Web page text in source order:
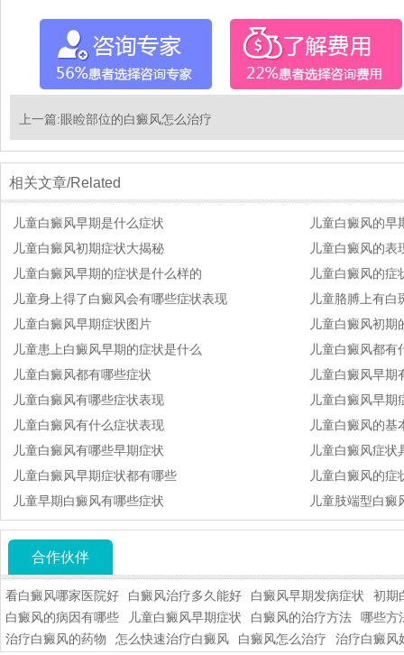
上一篇:眼睑部位的白癜风怎么治疗
相关文章/Related
儿童白癜风早期是什么症状
儿童白癜风的早
儿童白癜风初期症状大揭秘
儿童白癜风的表
儿童白癜风早期的症状是什么样的
儿童白癜风的症
儿童身上得了白癜风会有哪些症状表现
儿童胳膊上有白
儿童白癜风早期症状图片
儿童白癜风初期
儿童患上白癜风早期的症状是什么
儿童白癜风都有
儿童白癜风都有哪些症状
儿童白癜风早期
儿童白癜风有哪些症状表现
儿童白癜风早期
儿童白癜风有什么症状表现
儿童白癜风的基
儿童白癜风有哪些早期症状
儿童白癜风症状
儿童白癜风早期症状都有哪些
儿童白癜风的症
儿童早期白癜风有哪些症状
儿童肢端型白癜
合作伙伴
看白癜风哪家医院好 白癜风治疗多久能好 白癜风早期发病症状
初期
白癜风的病因有哪些
儿童白癜风早期症状 白癜风的治疗方法
哪些方
治疗白癜风的药物
怎么快速治疗白癜风 白癜风怎么治疗 治疗白癜风